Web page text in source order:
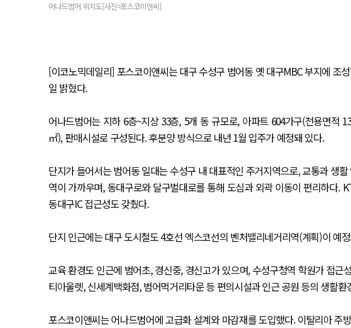
어나드범어 위치도[사진=포스코이앤씨]
[이코노믹데일리] 포스코이앤씨는 대구 수성구 범어동 옛 대구MBC 부지에 조
일 밝혔다.
어나드범어는 지하 6층~지상 33층, 5개 동 규모로, 아파트 604가구(전용면적
㎡), 판매시설로 구성된다. 후분양 방식으로 내년 1월 입주가 예정돼 있다.
단지가 들어서는 범어동 일대는 수성구 내 대표적인 주거지역으로, 교통과 생
역이 가까우며, 동대구로와 달구벌대로를 통해 도심과 외곽 이동이 편리하다.
동대구IC 접근성도 갖췄다.
단지 인근에는 대구 도시철도 4호선 엑스코선의 벤처밸리네거리역(계획)이 예
교육 환경도 인근에 범어초, 경신중, 경신고가 있으며, 수성구청역 학원가 접근
티아울렛, 신세계백화점, 범어먹거리타운 등 편의시설과 인근 공원 등의 생활환
포스코이앤씨는 어나드범어에 고급화 설계와 마감재를 도입했다. 이탈리아 주